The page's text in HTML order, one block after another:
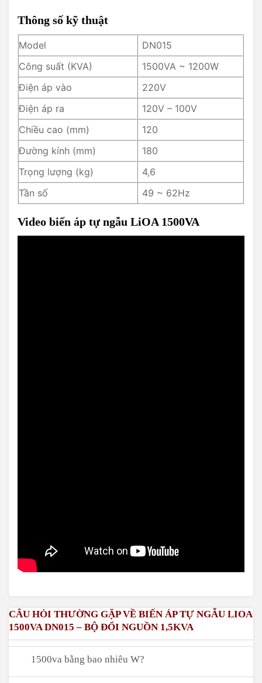
Thông số kỹ thuật
Model
DN015
Công suất (KVA)
1500VA ~ 1200W
Điện áp vào
220V
Điện áp ra
120V – 100V
Chiều cao (mm)
120
Đường kính (mm)
180
Trọng lượng (kg)
4,6
Tần số
49 ~ 62Hz
Video biến áp tự ngẫu LiOA 1500VA
CÂU HỎI THƯỜNG GẶP VỀ BIẾN ÁP TỰ NGẪU LIOA
1500VA DN015 – BỘ ĐỔI NGUỒN 1,5KVA
1500va bằng bao nhiêu W?